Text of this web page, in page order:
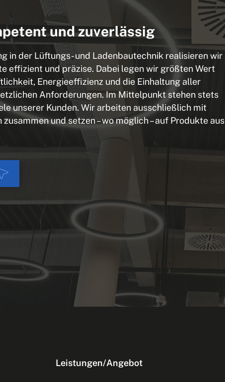
und zuverlässig
in der Lüftungs- und Ladenbautechnik realisieren wir
effizient und präzise. Dabei legen wir größten Wert
Energieeffizienz und die Einhaltung aller
Anforderungen. Im Mittelpunkt stehen stets
unserer Kunden. Wir arbeiten ausschließlich mit
und setzen – wo möglich – auf Produkte aus
Leistungen/Angebot